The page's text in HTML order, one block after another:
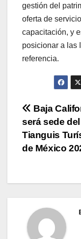
gestión del
oferta de
capacitación, y
posicionar a las
referencia.
Post
Baja
será sede del
Tianguis
de México